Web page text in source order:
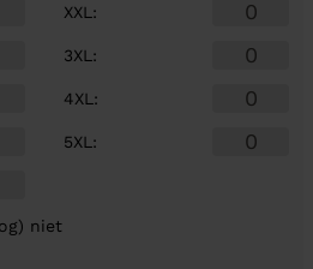
XXL :
3XL :
4XL :
5XL :
niet